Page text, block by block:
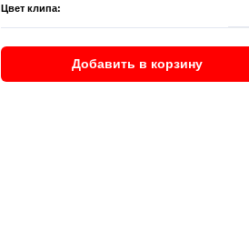
Цвет клипа:
Добавить в корзину